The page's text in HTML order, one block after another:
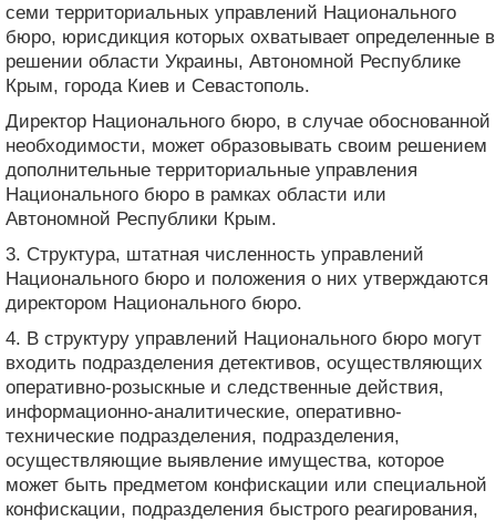
семи территориальных управлений Национального
бюро, юрисдикция которых охватывает определенные в
решении области Украины, Автономной Республике
Крым, города Киев и Севастополь.
Директор Национального бюро, в случае обоснованной
необходимости, может образовывать своим решением
дополнительные территориальные управления
Национального бюро в рамках области или
Автономной Республики Крым.
3. Структура, штатная численность управлений
Национального бюро и положения о них утверждаются
директором Национального бюро.
4. В структуру управлений Национального бюро могут
входить подразделения детективов, осуществляющих
оперативно-розыскные и следственные действия,
информационно-аналитические, оперативно-
технические подразделения, подразделения,
осуществляющие выявление имущества, которое
может быть предметом конфискации или специальной
конфискации, подразделения быстрого реагирования,